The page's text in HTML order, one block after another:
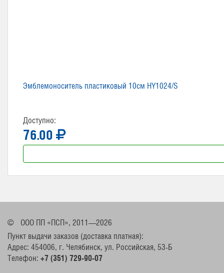
Эмблемоноситель пластиковый 10см HY1024/S
Доступно:
76.00
©
ООО ПП «ПСП», 2011—2026
Пункт выдачи заказов (доставка платная):
Адрес: 454006, г. Челябинск, ул. Российская, 53-Б
Телефон: +7 (351) 729-90-07